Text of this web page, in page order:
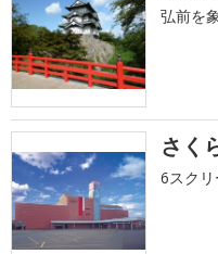
弘前を
さく
6スクリ